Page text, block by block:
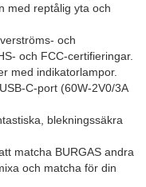
med reptålig yta och
och
och FCC-certifieringar.
med indikatorlampor.
C-port (60W-2V0/3A
blekningssäkra
matcha BURGAS andra
och matcha för din